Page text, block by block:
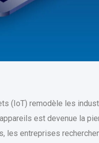
(IoT) remodèle les
est devenue la
les entreprises